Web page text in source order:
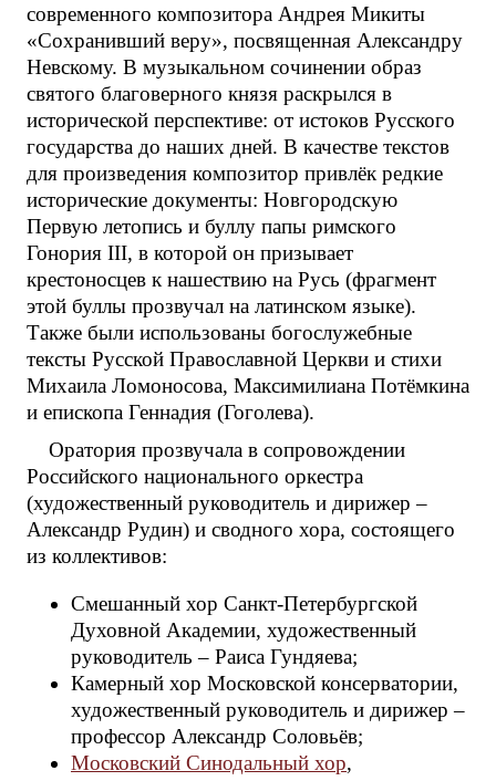
современного композитора Андрея Микиты
«Сохранивший веру», посвященная Александру
Невскому. В музыкальном сочинении образ
святого благоверного князя раскрылся в
исторической перспективе: от истоков Русского
государства до наших дней. В качестве текстов
для произведения композитор привлёк редкие
исторические документы: Новгородскую
Первую летопись и буллу папы римского
Гонория III, в которой он призывает
крестоносцев к нашествию на Русь (фрагмент
этой буллы прозвучал на латинском языке).
Также были использованы богослужебные
тексты Русской Православной Церкви и стихи
Михаила Ломоносова, Максимилиана Потёмкина
и епископа Геннадия (Гоголева).
Оратория прозвучала в сопровождении
Российского национального оркестра
(художественный руководитель и дирижер –
Александр Рудин) и сводного хора, состоящего
из коллективов:
Смешанный хор Санкт-Петербургской
Духовной Академии, художественный
руководитель – Раиса Гундяева;
Камерный хор Московской консерватории,
художественный руководитель и дирижер –
профессор Александр Соловьёв;
Московский Синодальный хор,